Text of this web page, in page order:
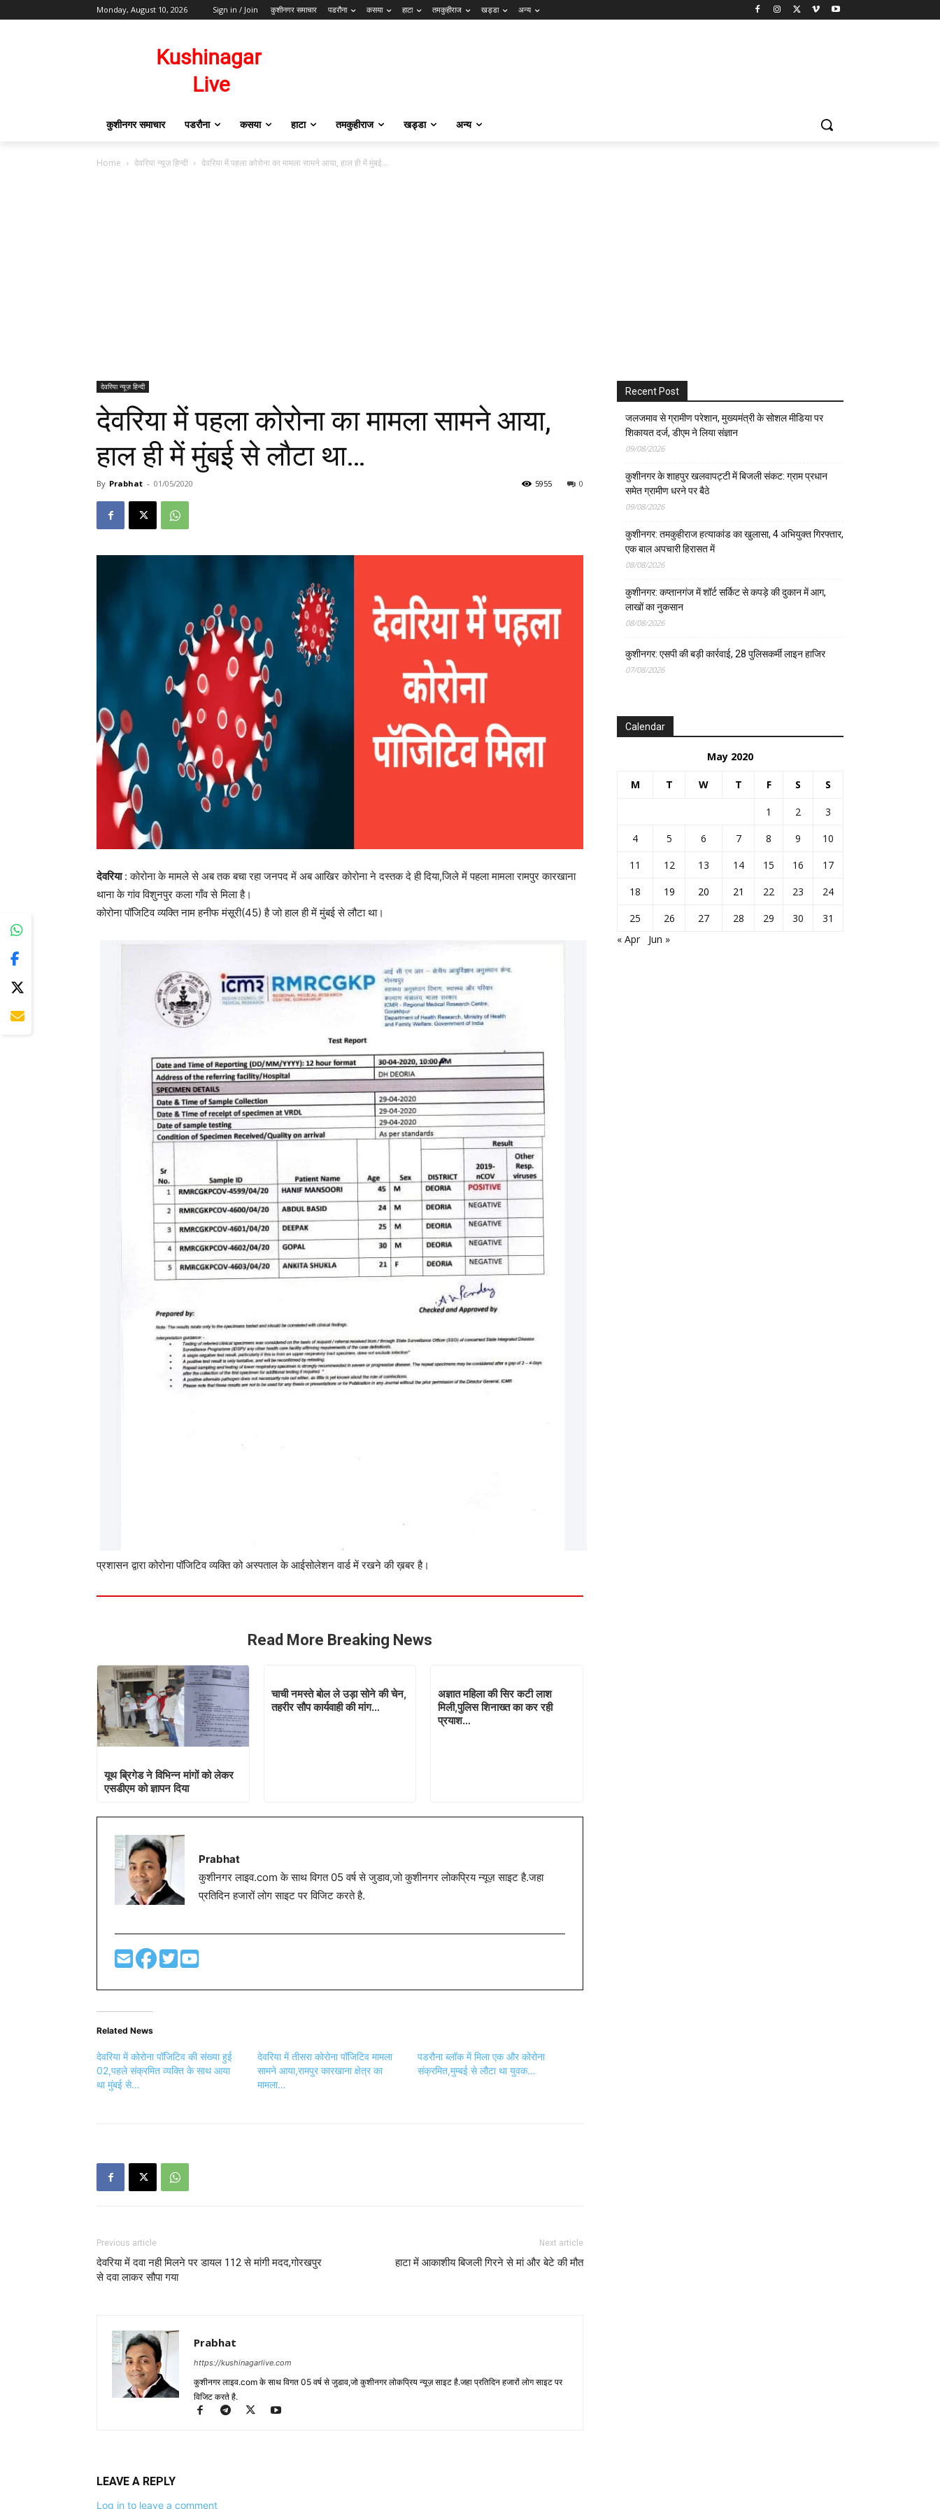
Monday, August 10, 2026 Sign in / Join कुशीनगर समाचार पडरौना कसया हाटा तमकुहीराज खड्डा अन्य
कुशीनगर समाचार पडरौना कसया हाटा तमकुहीराज खड्डा अन्य
Home देवरिया न्यूज़ हिन्दी देवरिया में पहला कोरोना का मामला सामने आया, हाल ही में मुंबई...
देवरिया न्यूज़ हिन्दी
देवरिया में पहला कोरोना का मामला सामने आया,
हाल ही में मुंबई से लौटा था…
By Prabhat - 01/05/2020 0
5955
देवरिया: कोरोना के मामले से अब तक बचा रहा जनपद में अब आखिर कोरोना ने दस्तक दे ही दिया,जिले में पहला मामला रामपुर कारखाना
थाना के गांव विशुनपुर कला गाँव से मिला है।
कोरोना पॉजिटिव व्यक्ति नाम हनीफ मंसूरी(45) है जो हाल ही में मुंबई से लौटा था।
प्रशासन द्वारा कोरोना पॉजिटिव व्यक्ति को अस्पताल के आईसोलेशन वार्ड में रखने की ख़बर है।
Read More Breaking News
यूथ ब्रिगेड ने विभिन्न मांगों को लेकर
एसडीएम को ज्ञापन दिया
चाची नमस्ते बोल ले उड़ा सोने की चेन,
तहरीर सौप कार्यवाही की मांग…
अज्ञात महिला की सिर कटी लाश
मिली,पुलिस शिनाख्त का कर रही
प्रयाश…
Prabhat
कुशीनगर लाइव.com के साथ विगत 05 वर्ष से जुडाव,जो कुशीनगर लोकप्रिय न्यूज़ साइट है.जहा
प्रतिदिन हजारों लोग साइट पर विजिट करते है.
Related News
देवरिया में कोरोना पॉजिटिव की संख्या हुई
02,पहले संक्रमित व्यक्ति के साथ आया
था मुंबई से…
देवरिया में तीसरा कोरोना पॉजिटिव मामला
सामने आया,रामपुर कारखाना क्षेत्र का
मामला…
पडरौना ब्लॉक में मिला एक और कोरोना
संक्रमित,मुम्बई से लौटा था युवक…
Previous article
देवरिया में दवा नही मिलने पर डायल 112 से मांगी मदद,गोरखपुर
से दवा लाकर सौपा गया
Next article
हाटा में आकाशीय बिजली गिरने से मां और बेटे की मौत
Prabhat
https://kushinagarlive.com
कुशीनगर लाइव.com के साथ विगत 05 वर्ष से जुडाव,जो कुशीनगर लोकप्रिय न्यूज़ साइट है.जहा प्रतिदिन हजारों लोग साइट पर
विजिट करते है.
LEAVE A REPLY
Log in to leave a comment
Recent Post
जलजमाव से ग्रामीण परेशान, मुख्यमंत्री के सोशल मीडिया पर
शिकायत दर्ज, डीएम ने लिया संज्ञान
09/08/2026
कुशीनगर के शाहपुर खलवापट्टी में बिजली संकट: ग्राम प्रधान
समेत ग्रामीण धरने पर बैठे
09/08/2026
कुशीनगर: तमकुहीराज हत्याकांड का खुलासा, 4 अभियुक्त गिरफ्तार,
एक बाल अपचारी हिरासत में
08/08/2026
कुशीनगर: कप्तानगंज में शॉर्ट सर्किट से कपड़े की दुकान में आग,
लाखों का नुकसान
08/08/2026
कुशीनगर: एसपी की बड़ी कार्रवाई, 28 पुलिसकर्मी लाइन हाजिर
07/08/2026
Calendar
May 2020
M T W T F S S
1 2
3
4
5 6 7 8 9
10
11
12 13 14 15 16
17
18
19 20 21 22 23
24
25
26 27 28 29 30
31
« Apr
Jun »